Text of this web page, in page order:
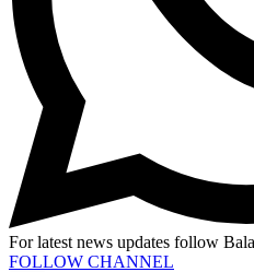
For latest news updates follow
FOLLOW CHANNEL